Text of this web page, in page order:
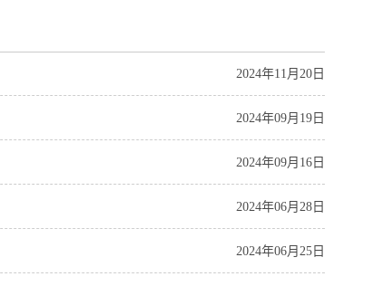
2024年11月20日
2024年09月19日
2024年09月16日
2024年06月28日
2024年06月25日